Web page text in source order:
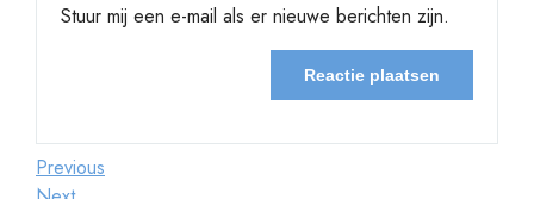
Stuur mij een e-mail als er nieuwe berichten zijn.
Berichtnavigatie
Previous
Previous